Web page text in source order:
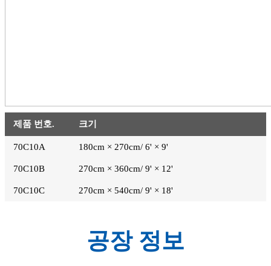
제품 번호. 크기
70C10A 180cm × 270cm/ 6' × 9'
70C10B 270cm × 360cm/ 9' × 12'
70C10C 270cm × 540cm/ 9' × 18'
공장 정보